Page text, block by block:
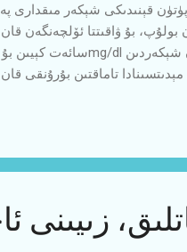
كېسەللىككە مۇبتىلا قىلىدۇ.
زىيىنى